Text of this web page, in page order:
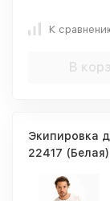
К
В
Экипировка
22417 (Белая)